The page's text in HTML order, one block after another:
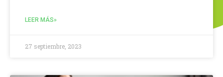
LEER MÁS»
27 septiembre, 2023